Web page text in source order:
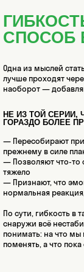
СПОСОБ
Одна из мыслей
лучше проходят
наоборот —
НЕ ИЗ ТОЙ СЕРИИ,
ГОРАЗДО БОЛЕЕ
— Пересобирают
прежнему в силе
— Позволяют что-то
тяжело
— Признают, что
нормальная
По сути, гибкость в
снаружи всё
понимать: на что
поменять, а что